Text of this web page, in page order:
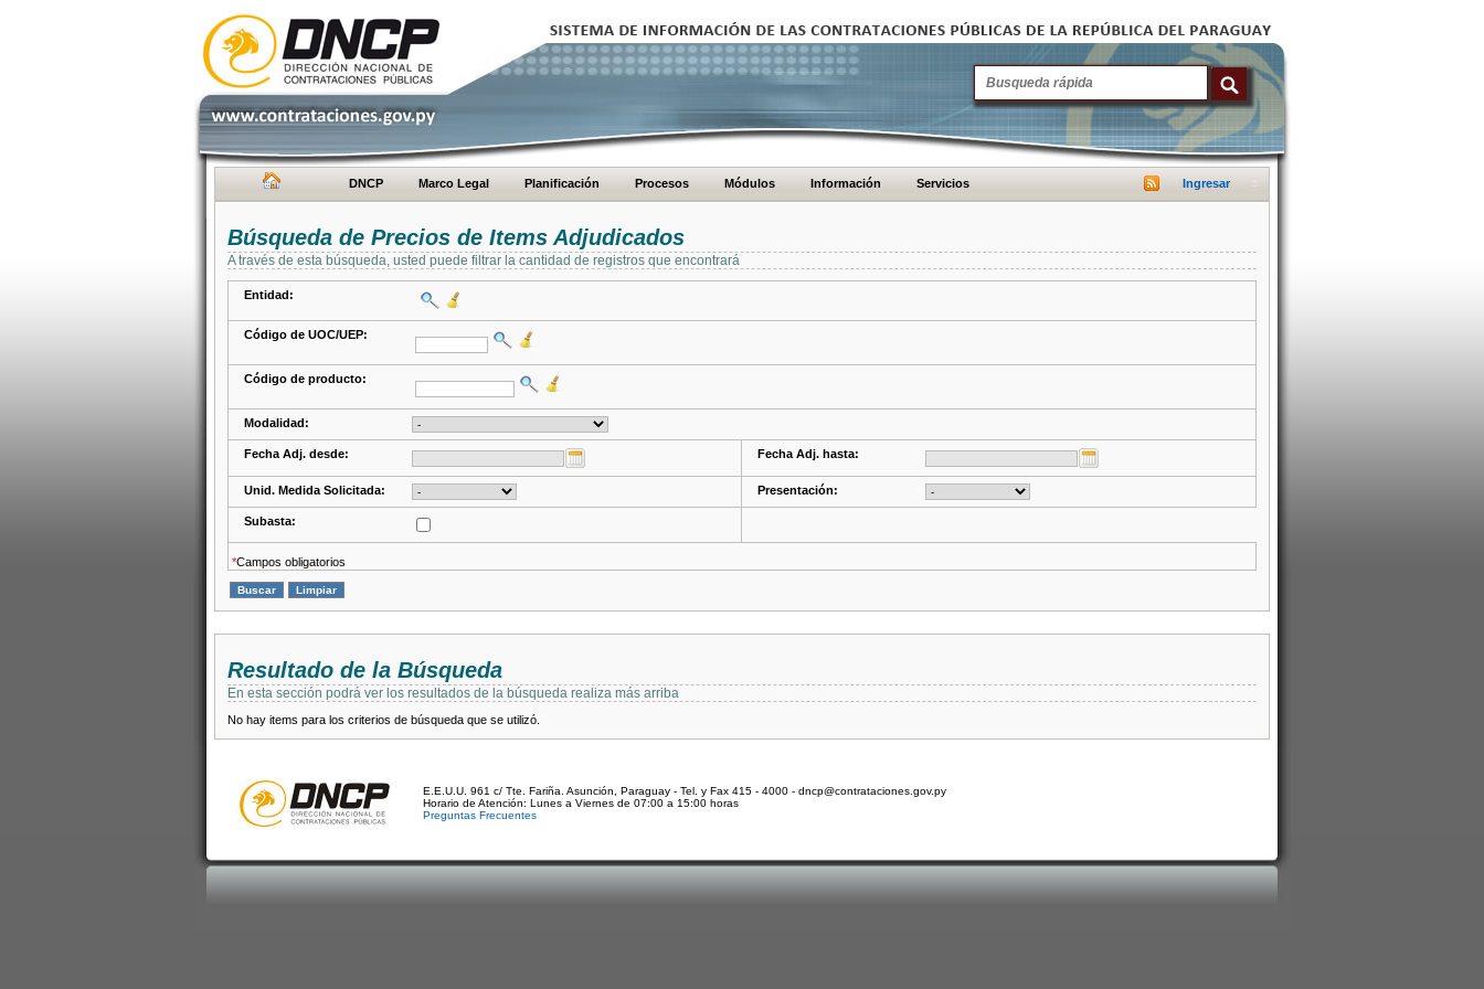
DNCP Marco Legal Planificación Procesos Módulos Información Servicios Ingresar
Búsqueda de Precios de Items Adjudicados
A través de esta búsqueda, usted puede filtrar la cantidad de registros que encontrará
Entidad:
Código de UOC/UEP:
Código de producto:
Modalidad:
Fecha Adj. desde: Fecha Adj. hasta:
Unid. Medida Solicitada: Presentación:
Subasta:
*Campos obligatorios
Resultado de la Búsqueda
En esta sección podrá ver los resultados de la búsqueda realiza más arriba
No hay items para los criterios de búsqueda que se utilizó.
E.E.U.U. 961 c/ Tte. Fariña. Asunción, Paraguay - Tel. y Fax 415 - 4000 - dncp@contrataciones.gov.py
Horario de Atención: Lunes a Viernes de 07:00 a 15:00 horas
Preguntas Frecuentes